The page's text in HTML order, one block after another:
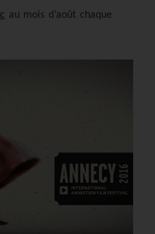
au mois d’août chaque